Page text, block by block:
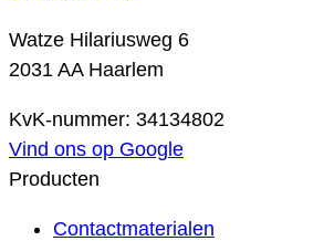
Watze Hilariusweg 6
2031 AA Haarlem
KvK-nummer: 34134802
Vind ons op Google
Producten
Contactmaterialen